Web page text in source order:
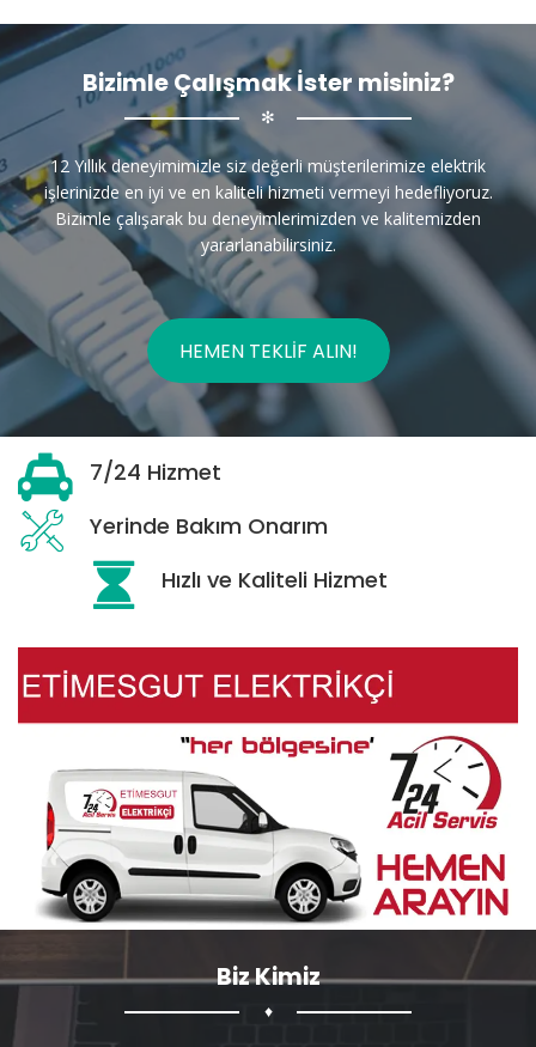
Bizimle Çalışmak İster misiniz?
✻
12 Yıllık deneyimimizle siz değerli müşterilerimize elektrik
işlerinizde en iyi ve en kaliteli hizmeti vermeyi hedefliyoruz.
Bizimle çalışarak bu deneyimlerimizden ve kalitemizden
yararlanabilirsiniz.
HEMEN TEKLIF ALIN!
7/24 Hizmet
Yerinde Bakım Onarım
Hızlı ve Kaliteli Hizmet
Biz Kimiz
♦